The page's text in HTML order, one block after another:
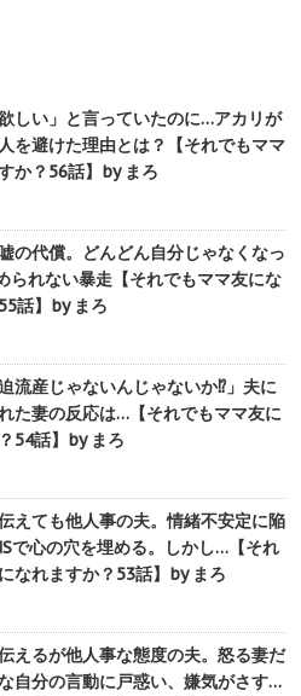
欲しい」と言っていたのに…アカリが
を避けた理由とは？【それでもママ
か？56話】by まろ
の代償。どんどん自分じゃなくなっ
られない暴走【それでもママ友にな
話】by まろ
流産じゃないんじゃないか⁉︎」夫に
た妻の反応は…【それでもママ友に
54話】by まろ
えても他人事の夫。情緒不安定に陥
で心の穴を埋める。しかし…【それ
なれますか？53話】by まろ
えるが他人事な態度の夫。怒る妻だ
自分の言動に戸惑い、嫌気がさす…